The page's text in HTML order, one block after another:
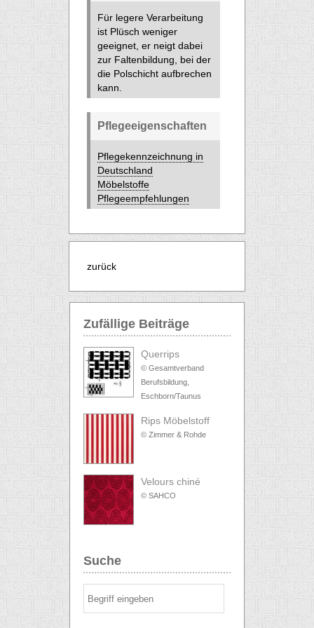
Für legere Verarbeitung
ist Plüsch weniger
geeignet, er neigt dabei
zur Faltenbildung, bei der
die Polschicht aufbrechen
kann.
Pflegeeigenschaften
Pflegekennzeichnung in
Deutschland
Möbelstoffe
Pflegeempfehlungen
zurück
Zufällige Beiträge
Querrips
© Gesamtverband
Berufsbildung,
Eschborn/Taunus
Rips Möbelstoff
© Zimmer & Rohde
Velours chiné
© SAHCO
Suche